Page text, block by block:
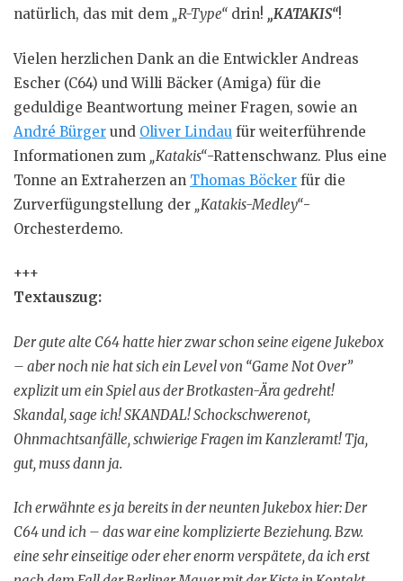
natürlich, das mit dem „R-Type“ drin! „KATAKIS“!
Vielen herzlichen Dank an die Entwickler Andreas
Escher (C64) und Willi Bäcker (Amiga) für die
geduldige Beantwortung meiner Fragen, sowie an
André Bürger und Oliver Lindau für weiterführende
Informationen zum „Katakis“-Rattenschwanz. Plus eine
Tonne an Extraherzen an Thomas Böcker für die
Zurverfügungstellung der „Katakis-Medley“-
Orchesterdemo.
+++
Textauszug:
Der gute alte C64 hatte hier zwar schon seine eigene Jukebox
– aber noch nie hat sich ein Level von “Game Not Over”
explizit um ein Spiel aus der Brotkasten-Ära gedreht!
Skandal, sage ich! SKANDAL! Schockschwerenot,
Ohnmachtsanfälle, schwierige Fragen im Kanzleramt! Tja,
gut, muss dann ja.
Ich erwähnte es ja bereits in der neunten Jukebox hier: Der
C64 und ich – das war eine komplizierte Beziehung. Bzw.
eine sehr einseitige oder eher enorm verspätete, da ich erst